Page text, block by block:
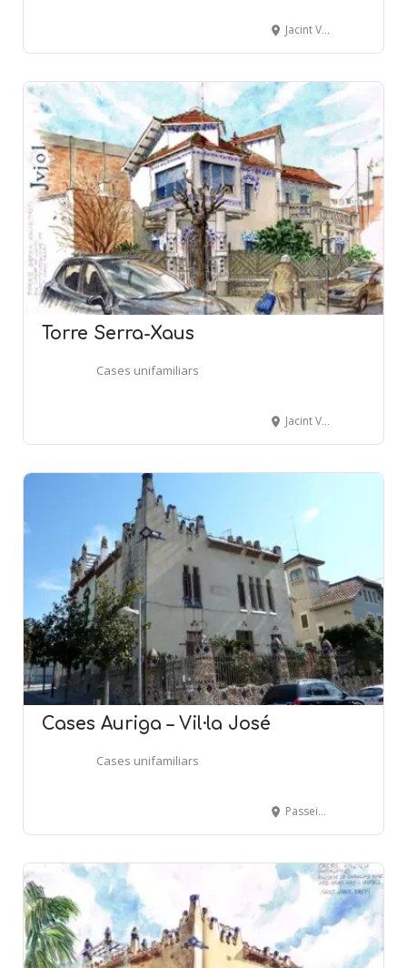
Jacint Verdaguer, 27 - SANT JOAN DESPÍ
Torre Serra-Xaus
Cases unifamiliars
Jacint Verdaguer, 29 - SANT JOAN DESPÍ
Cases Auriga – Vil·la José
Cases unifamiliars
Passeig de Canalies, 10 - SANT JOAN DESPÍ